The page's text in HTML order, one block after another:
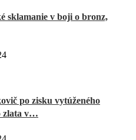
sklamanie v boji o bronz,
po zisku vytúženého
zlata v…